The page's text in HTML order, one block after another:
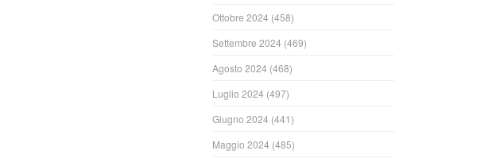
Ottobre 2024 (458)
Settembre 2024 (469)
Agosto 2024 (468)
Luglio 2024 (497)
Giugno 2024 (441)
Maggio 2024 (485)